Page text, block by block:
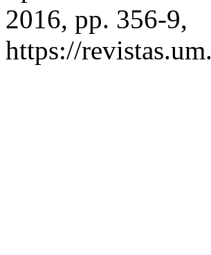
2016, pp. 356-9,
https://